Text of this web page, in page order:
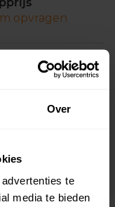
Over
te
media te bieden
opvragen